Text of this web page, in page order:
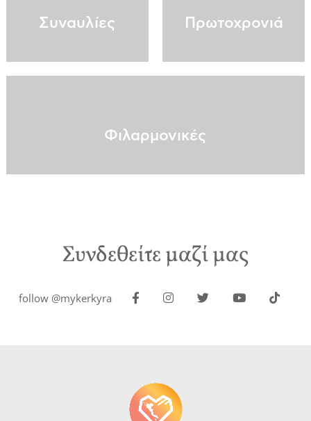
Συναυλίες Πρωτοχρονιά
Φιλαρμονικές
Συνδεθείτε μαζί μας
follow @mykerkyra